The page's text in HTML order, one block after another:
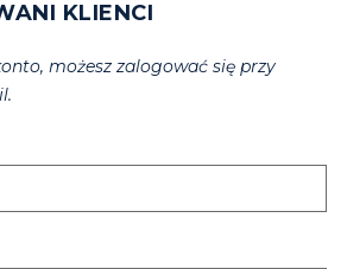
KLIENCI
możesz zalogować się przy